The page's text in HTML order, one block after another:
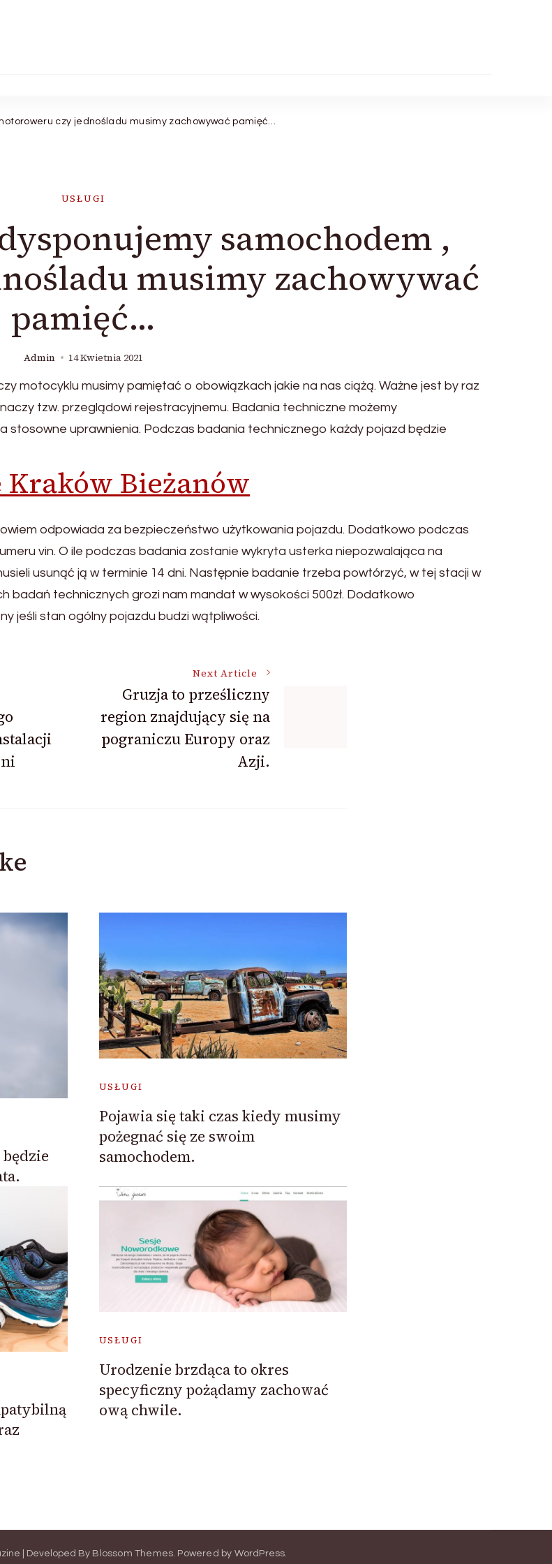
czy jednośladu musimy zachowywać pamięć…
USŁUGI
samochodem ,
musimy zachowywać
pamięć…
Admin 14 Kwietnia 2021
motocyklu musimy pamiętać o obowiązkach jakie na nas ciążą. Ważne jest by raz
tzw. przeglądowi rejestracyjnemu. Badania techniczne możemy
stosowne uprawnienia. Podczas badania technicznego każdy pojazd będzie
Bieżanów
odpowiada za bezpieczeństwo użytkowania pojazdu. Dodatkowo podczas
vin. O ile podczas badania zostanie wykryta usterka niepozwalająca na
usunąć ją w terminie 14 dni. Następnie badanie trzeba powtórzyć, w tej stacji w
badań technicznych grozi nam mandat w wysokości 500zł. Dodatkowo
jeśli stan ogólny pojazdu budzi wątpliwości.
Next Article
Gruzja to prześliczny
region znajdujący się na
pograniczu Europy oraz
Azji.
USŁUGI
Pojawia się taki czas kiedy musimy
pożegnać się ze swoim
samochodem.
USŁUGI
Urodzenie brzdąca to okres
specyficzny pożądamy zachować
ową chwile.
| Developed By Blossom Themes. Powered by WordPress.